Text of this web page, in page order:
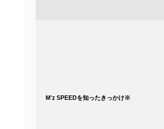
M'z SPEEDを知ったきっかけ※